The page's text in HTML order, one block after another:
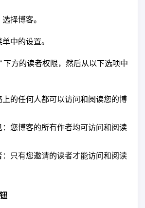
择博客。
中的设置。
下方的读者权限，然后从以下选项中
上的任何人都可以访问和阅读您的博
：您博客的所有作者均可访问和阅读
：只有您邀请的读者才能访问和阅读